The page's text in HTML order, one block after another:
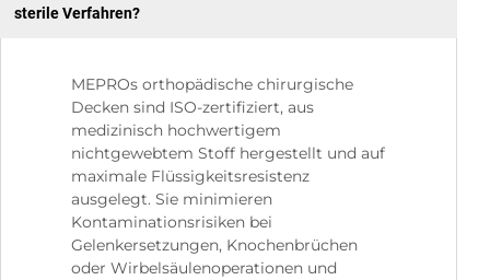
sterile Verfahren?
MEPROs orthopädische chirurgische
Decken sind ISO-zertifiziert, aus
medizinisch hochwertigem
nichtgewebtem Stoff hergestellt und auf
maximale Flüssigkeitsresistenz
ausgelegt. Sie minimieren
Kontaminationsrisiken bei
Gelenkersetzungen, Knochenbrüchen
oder Wirbelsäulenoperationen und